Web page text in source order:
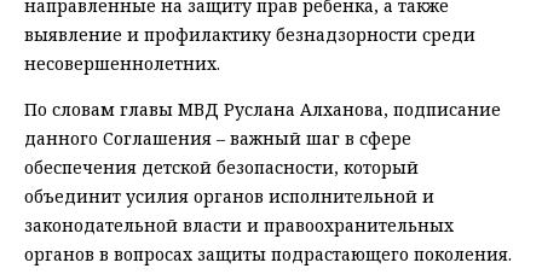
направленные на защиту прав ребенка, а также
выявление и профилактику безнадзорности среди
несовершеннолетних.
По словам главы МВД Руслана Алханова, подписание
данного Соглашения – важный шаг в сфере
обеспечения детской безопасности, который
объединит усилия органов исполнительной и
законодательной власти и правоохранительных
органов в вопросах защиты подрастающего поколения.